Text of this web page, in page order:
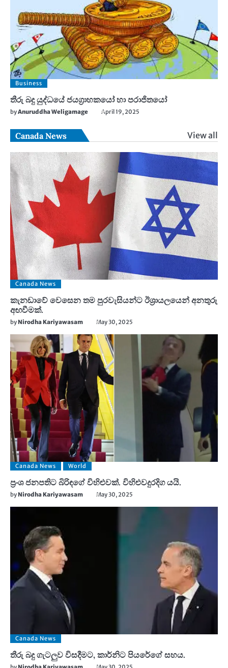
Business
තීරු බදු යුද්ධයේ ජයග්‍රාහකයෝ හා පරාජිතයෝ
byAnuruddha Weligamage April 19, 2025
Canada News View all
Canada News
කැනඩාවේ වෙසෙන තම පුරවැසියන්ට ඊශ්‍රායලයෙන් අනතුරු
අඟවීමක්.
by Nirodha Kariyawasam May 30, 2025
Canada News World
ප්‍රංශ ජනපතිට බිරිඳගේ විහිළුවක්. විහිළුවදුරදිග යයි.
by Nirodha Kariyawasam May 30, 2025
Canada News
තීරු බදු ගැටලුව විසදීමට, කාර්නිට පියරේගේ සහය.